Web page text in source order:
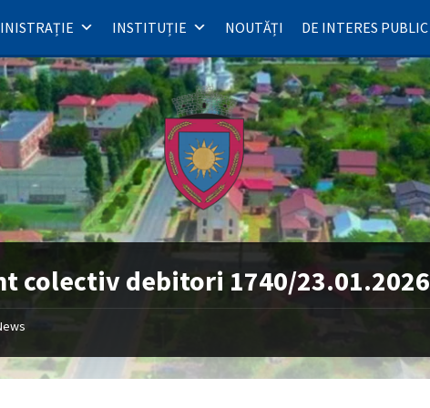
INSTITUȚIE NOUTĂȚI DE INTERES PUBLIC
colectiv debitori 1740/23.01.2026